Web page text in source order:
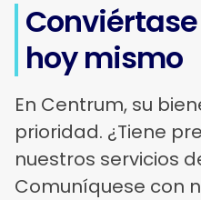
hoy mismo
En Centrum, su
prioridad. ¿Tiene
nuestros servicios
Comuníquese con